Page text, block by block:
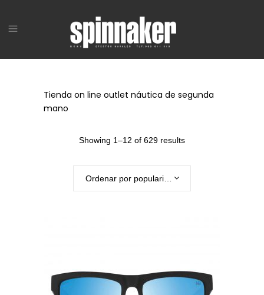
Tienda on line outlet náutica de segunda
mano
Showing 1–12 of 629 results